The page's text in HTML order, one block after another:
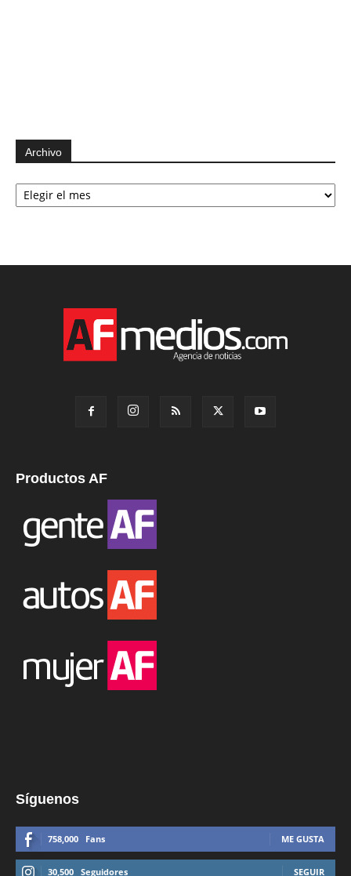
Archivo
Archivo
Productos AF
Síguenos
758,000 Fans ME GUSTA
30,500 Seguidores SEGUIR